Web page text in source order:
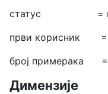
статус =
први корисник =
број примерака
Димензије